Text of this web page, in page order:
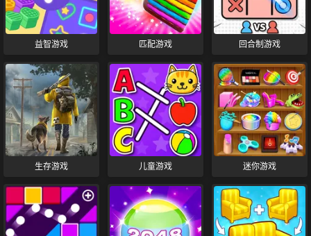
益智游戏 匹配游戏 回合制游戏
生存游戏 儿童游戏 迷你游戏